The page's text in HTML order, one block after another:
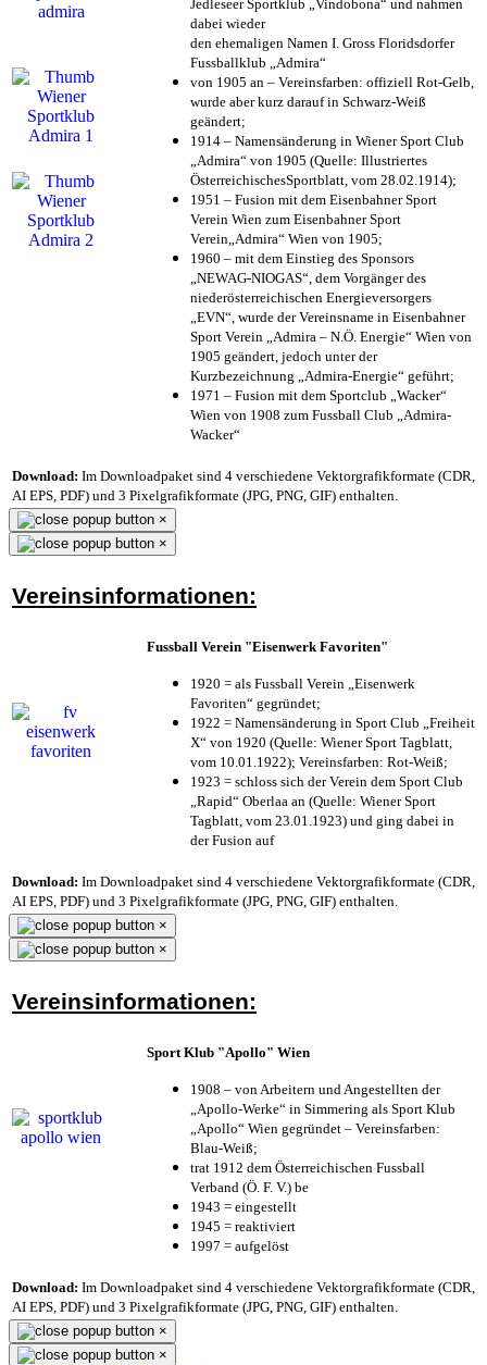
Jedleseer Sportklub „Vindobona“ und nahmen
dabei wieder
den ehemaligen Namen I. Gross Floridsdorfer
Fussballklub „Admira“
von 1905 an – Vereinsfarben: offiziell Rot-Gelb,
wurde aber kurz darauf in Schwarz-Weiß
geändert;
1914 – Namensänderung in Wiener Sport Club
„Admira“ von 1905 (Quelle: Illustriertes
ÖsterreichischesSportblatt, vom 28.02.1914);
1951 – Fusion mit dem Eisenbahner Sport
Verein Wien zum Eisenbahner Sport
Verein„Admira“ Wien von 1905;
1960 – mit dem Einstieg des Sponsors
„NEWAG-NIOGAS“, dem Vorgänger des
niederösterreichischen Energieversorgers
„EVN“, wurde der Vereinsname in Eisenbahner
Sport Verein „Admira – N.Ö. Energie“ Wien von
1905 geändert, jedoch unter der
Kurzbezeichnung „Admira-Energie“ geführt;
1971 – Fusion mit dem Sportclub „Wacker“
Wien von 1908 zum Fussball Club „Admira-
Wacker“
Download: Im Downloadpaket sind 4 verschiedene Vektorgrafikformate (CDR,
AI EPS, PDF) und 3 Pixelgrafikformate (JPG, PNG, GIF) enthalten.
×
×
Vereinsinformationen:
Fussball Verein "Eisenwerk Favoriten"
1920 = als Fussball Verein „Eisenwerk
Favoriten“ gegründet;
1922 = Namensänderung in Sport Club „Freiheit
X“ von 1920 (Quelle: Wiener Sport Tagblatt,
vom 10.01.1922); Vereinsfarben: Rot-Weiß;
1923 = schloss sich der Verein dem Sport Club
„Rapid“ Oberlaa an (Quelle: Wiener Sport
Tagblatt, vom 23.01.1923) und ging dabei in
der Fusion auf
Download: Im Downloadpaket sind 4 verschiedene Vektorgrafikformate (CDR,
AI EPS, PDF) und 3 Pixelgrafikformate (JPG, PNG, GIF) enthalten.
×
×
Vereinsinformationen:
Sport Klub "Apollo" Wien
1908 – von Arbeitern und Angestellten der
„Apollo-Werke“ in Simmering als Sport Klub
„Apollo“ Wien gegründet – Vereinsfarben:
Blau-Weiß;
trat 1912 dem Österreichischen Fussball
Verband (Ö. F. V.) be
1943 = eingestellt
1945 = reaktiviert
1997 = aufgelöst
Download: Im Downloadpaket sind 4 verschiedene Vektorgrafikformate (CDR,
AI EPS, PDF) und 3 Pixelgrafikformate (JPG, PNG, GIF) enthalten.
×
×